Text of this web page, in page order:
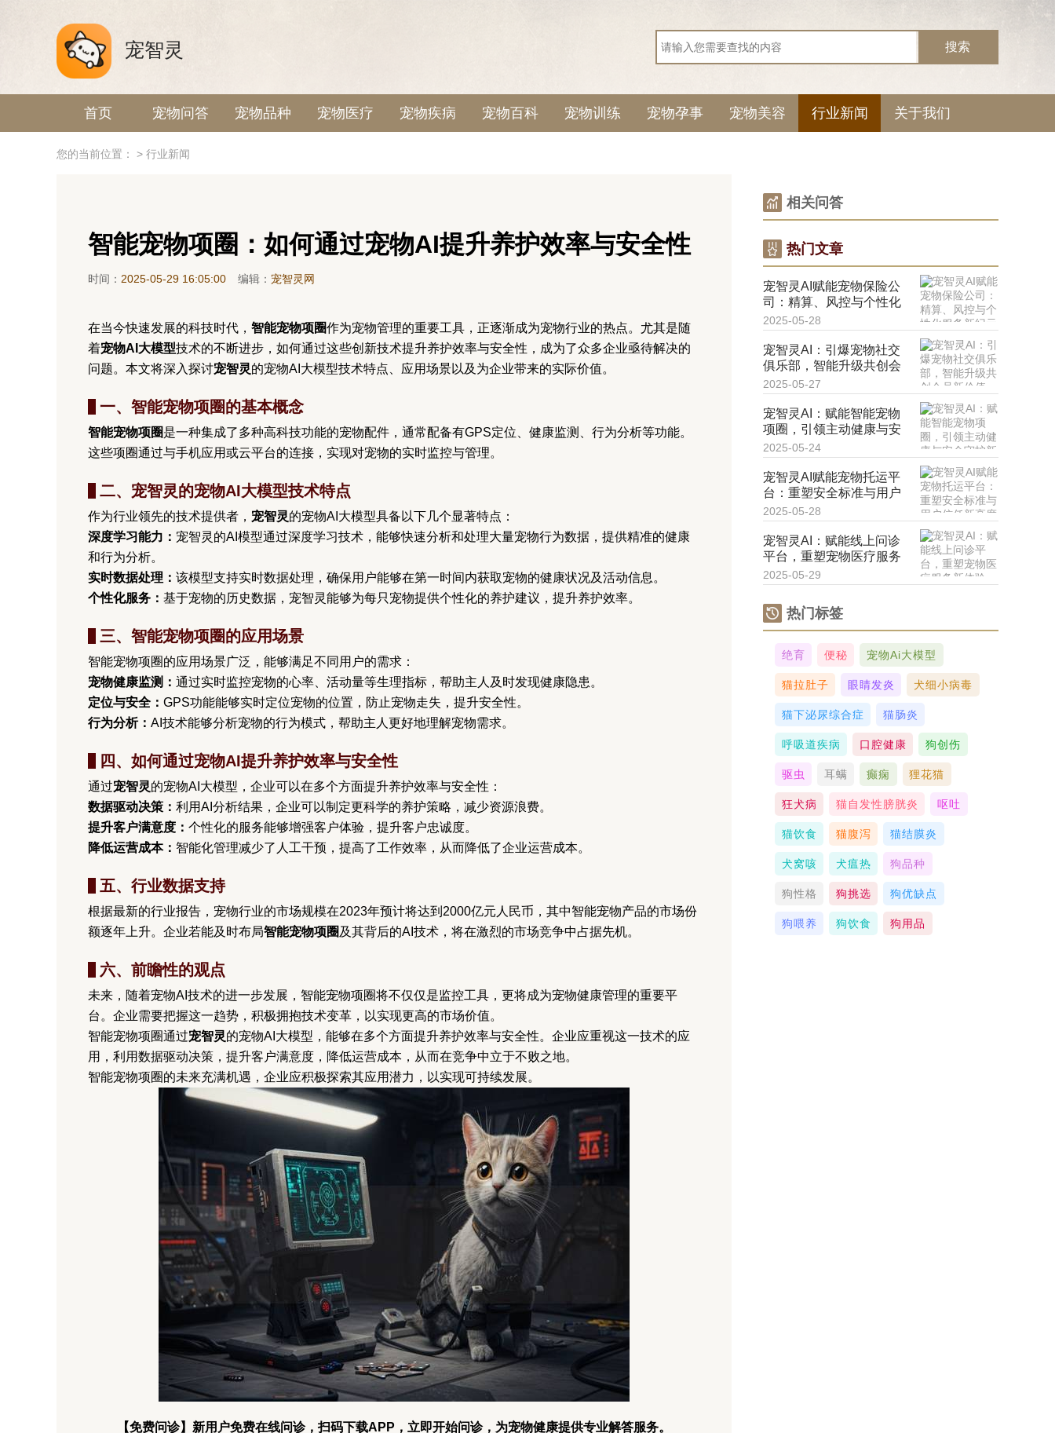
宠智灵
首页 宠物问答 宠物品种 宠物医疗 宠物疾病 宠物百科 宠物训练 宠物孕事 宠物美容 行业新闻 关于我们
您的当前位置： > 行业新闻
智能宠物项圈：如何通过宠物AI提升养护效率与安全性
时间： 2025-05-29 16:05:00 编辑： 宠智灵网
在当今快速发展的科技时代， 智能宠物项圈作为宠物管理的重要工具，正逐渐成为宠物行业的热点。尤其是随
着宠物AI大模型技术的不断进步，如何通过这些创新技术提升养护效率与安全性，成为了众多企业亟待解决的
问题。本文将深入探讨宠智灵的宠物AI大模型技术特点、应用场景以及为企业带来的实际价值。
一、智能宠物项圈的基本概念
智能宠物项圈是一种集成了多种高科技功能的宠物配件，通常配备有GPS定位、健康监测、行为分析等功能。
这些项圈通过与手机应用或云平台的连接，实现对宠物的实时监控与管理。
二、宠智灵的宠物AI大模型技术特点
作为行业领先的技术提供者， 宠智灵的宠物AI大模型具备以下几个显著特点：
深度学习能力： 宠智灵的AI模型通过深度学习技术，能够快速分析和处理大量宠物行为数据，提供精准的健康
和行为分析。
实时数据处理： 该模型支持实时数据处理，确保用户能够在第一时间内获取宠物的健康状况及活动信息。
个性化服务： 基于宠物的历史数据，宠智灵能够为每只宠物提供个性化的养护建议，提升养护效率。
三、智能宠物项圈的应用场景
智能宠物项圈的应用场景广泛，能够满足不同用户的需求：
宠物健康监测： 通过实时监控宠物的心率、活动量等生理指标，帮助主人及时发现健康隐患。
定位与安全： GPS功能能够实时定位宠物的位置，防止宠物走失，提升安全性。
行为分析： AI技术能够分析宠物的行为模式，帮助主人更好地理解宠物需求。
四、如何通过宠物AI提升养护效率与安全性
通过宠智灵的宠物AI大模型，企业可以在多个方面提升养护效率与安全性：
数据驱动决策： 利用AI分析结果，企业可以制定更科学的养护策略，减少资源浪费。
提升客户满意度： 个性化的服务能够增强客户体验，提升客户忠诚度。
降低运营成本： 智能化管理减少了人工干预，提高了工作效率，从而降低了企业运营成本。
五、行业数据支持
根据最新的行业报告，宠物行业的市场规模在2023年预计将达到2000亿元人民币，其中智能宠物产品的市场份
额逐年上升。企业若能及时布局智能宠物项圈 及其背后的AI技术，将在激烈的市场竞争中占据先机。
六、前瞻性的观点
未来，随着宠物AI技术的进一步发展，智能宠物项圈将不仅仅是监控工具，更将成为宠物健康管理的重要平
台。企业需要把握这一趋势，积极拥抱技术变革，以实现更高的市场价值。
智能宠物项圈通过宠智灵的宠物AI大模型，能够在多个方面提升养护效率与安全性。企业应重视这一技术的应
用，利用数据驱动决策，提升客户满意度，降低运营成本，从而在竞争中立于不败之地。
智能宠物项圈的未来充满机遇，企业应积极探索其应用潜力，以实现可持续发展。
【免费问诊】新用户免费在线问诊，扫码下载APP，立即开始问诊，为宠物健康提供专业解答服务。
相关问答
热门文章
宠智灵AI赋能宠物保险公
司：精算、风控与个性化
服务新纪元
2025-05-28
宠智灵AI：引爆宠物社交
俱乐部，智能升级共创会
员新价值
2025-05-27
宠智灵AI：赋能智能宠物
项圈，引领主动健康与安
全守护新纪元
2025-05-24
宠智灵AI赋能宠物托运平
台：重塑安全标准与用户
信任新高度
2025-05-28
宠智灵AI：赋能线上问诊
平台，重塑宠物医疗服务
新体验
2025-05-29
热门标签
绝育 便秘 宠物ai大模型
猫拉肚子 眼睛发炎 犬细小病毒
猫下泌尿综合症 猫肠炎
呼吸道疾病 口腔健康 狗创伤
驱虫 耳螨 癫痫 狸花猫
狂犬病 猫自发性膀胱炎 呕吐
猫饮食 猫腹泻 猫结膜炎
犬窝咳 犬瘟热 狗品种
狗性格 狗挑选 狗优缺点
狗喂养 狗饮食 狗用品